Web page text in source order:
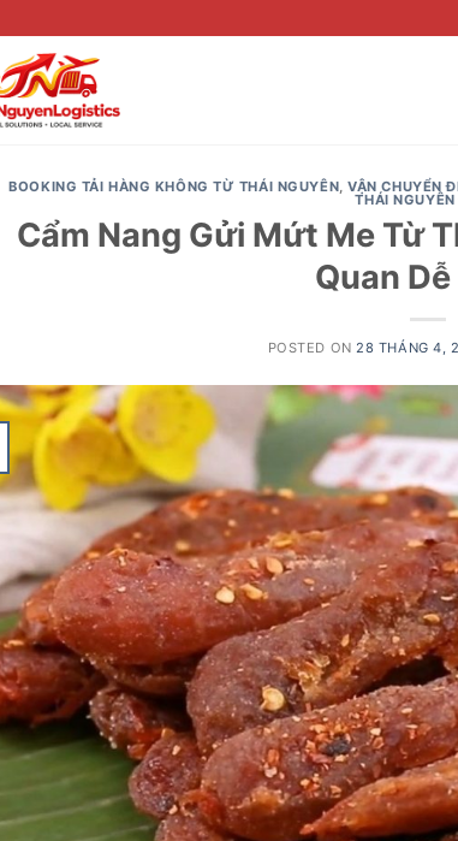
BOOKING TẢI HÀNG KHÔNG TỪ THÁI NGUYÊN,VẬN CHUYỂN
THÁI
Cẩm Nang Gửi Mứt Me Từ
Quan
POSTED ON 28 THÁNG 4,